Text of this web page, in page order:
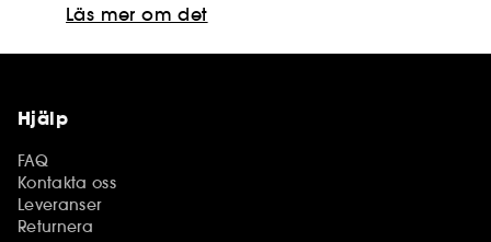
Läs mer om det
Hjälp
FAQ
Kontakta oss
Leveranser
Returnera